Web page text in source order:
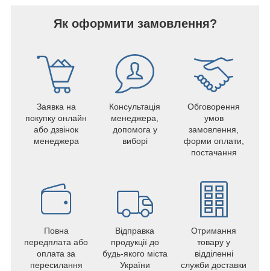
Як оформити замовлення?
Заявка на
покупку онлайн
або дзвінок
менеджера
Консультація
менеджера,
допомога у
виборі
Обговорення
умов
замовлення,
форми оплати,
постачання
Повна
передплата або
оплата за
пересилання
Відправка
продукції до
будь-якого міста
України
Отримання
товару у
відділенні
служби доставки